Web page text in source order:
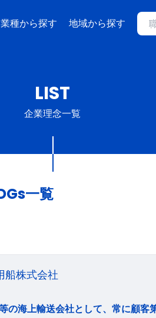
業種から探す 地域から探す
LIST
企業理念一覧
一覧
船株式会社